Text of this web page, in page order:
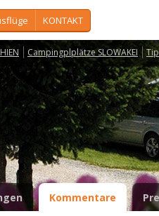
KONTAKT
Campingplplätze SLOWAKEI
Kommentare